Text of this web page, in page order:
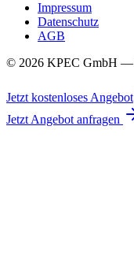
Impressum
Datenschutz
AGB
© 2026 KPEC GmbH —
Jetzt kostenloses Angebot
Jetzt Angebot anfragen